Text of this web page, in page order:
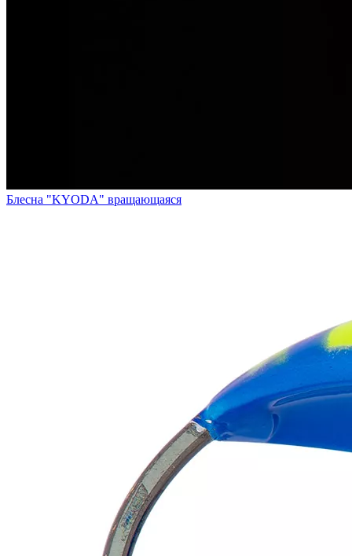
Блесна "KYODA" вращающаяся